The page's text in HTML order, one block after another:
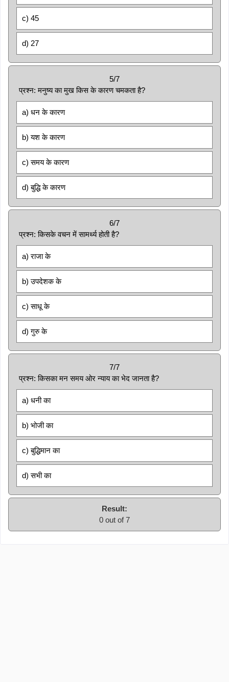
c) 45
d) 27
5/7
प्रश्न: मनुष्य का मुख किस के कारण चमकता है?
a) धन के कारण
b) यश के कारण
c) समय के कारण
d) बुद्धि के कारण
6/7
प्रश्न: किसके वचन में सामर्थ्य होती है?
a) राजा के
b) उपदेशक के
c) साधू के
d) गुरु के
7/7
प्रश्न: किसका मन समय ओर न्याय का भेद जानता है?
a) धनी का
b) भोजी का
c) बुद्धिमान का
d) सभी का
Result:
0 out of 7